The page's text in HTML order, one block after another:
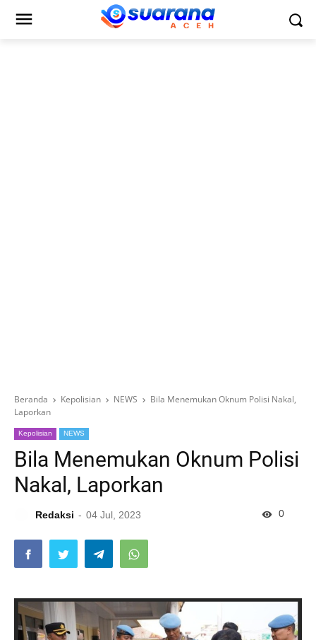
Beranda Kepolisian NEWS
Bila Menemukan Oknum Polisi Nakal,
Laporkan
Kepolisian NEWS
Bila Menemukan Oknum Polisi
Nakal, Laporkan
Redaksi 04 Jul, 2023 0